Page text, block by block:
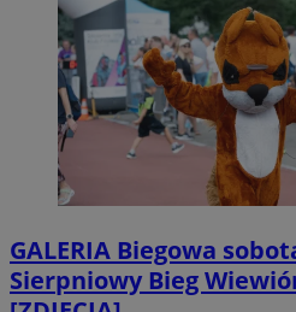
GALERIA Biegowa
Sierpniowy Bieg